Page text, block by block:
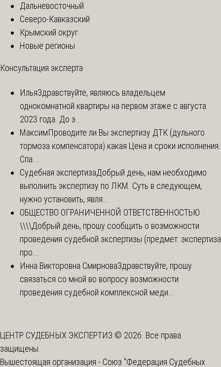
Дальневосточный
Северо-Кавказский
Крымский округ
Новые регионы
Консультация эксперта
ИльяЗдравствуйте, являюсь владельцем
однокомнатной квартиры на первом этаже с августа
2023 года. До э...
МаксимПроводите ли Вы экспертизу ДТК (дульного
тормоза компенсатора) какая Цена и сроки исполнения.
Спа...
Судебная экспертизаДобрый день, нам необходимо
выполнить экспертизу по ЛКМ. Суть в следующем,
нужно установить, явля...
ОБЩЕСТВО ОГРАНИЧЕННОЙ ОТВЕТСТВЕННОСТЬЮ
\\\\Добрый день, прошу сообщить о возможности
проведения судебной экспертизы (предмет: экспертиза
про...
Инна Викторовна СмирноваЗдравствуйте, прошу
связаться со мной во вопросу возможности
проведения судебной комплексной меди...
ЦЕНТР СУДЕБНЫХ ЭКСПЕРТИЗ © 2026. Все права
защищены
Вышестоящая организация - Союз "Федерация Судебных